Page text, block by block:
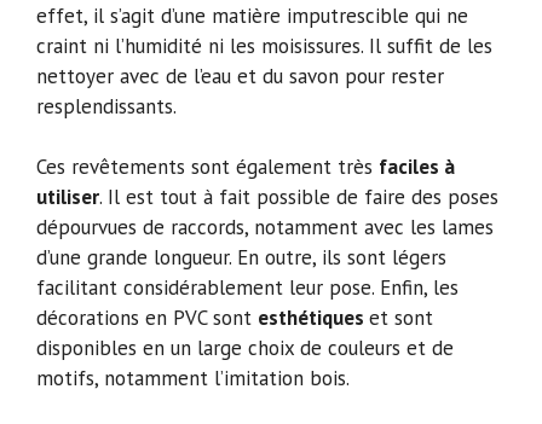
effet, il s’agit d’une matière imputrescible qui ne
craint ni l’humidité ni les moisissures. Il suffit de les
nettoyer avec de l’eau et du savon pour rester
resplendissants.
Ces revêtements sont également très faciles à
utiliser. Il est tout à fait possible de faire des poses
dépourvues de raccords, notamment avec les lames
d’une grande longueur. En outre, ils sont légers
facilitant considérablement leur pose. Enfin, les
décorations en PVC sont esthétiques et sont
disponibles en un large choix de couleurs et de
motifs, notamment l’imitation bois.